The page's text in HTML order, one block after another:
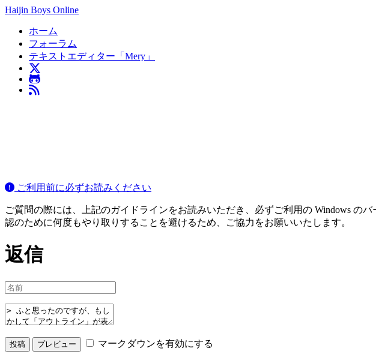
Haijin Boys Online
ホーム
フォーラム
テキストエディター「Mery」
ご利用前に必ずお読みください
ご質問の際には、上記のガイドラインをお読みいただき、必ずご利用の Windows の
認のために何度もやり取りすることを避けるため、ご協力をお願いいたします。
返信
マークダウンを有効にする